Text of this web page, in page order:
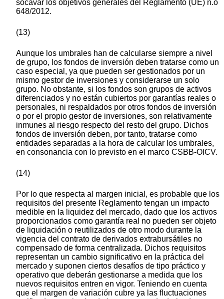
socavar los objetivos generales del Reglamento (UE) n.o
648/2012.
(13)
Aunque los umbrales han de calcularse siempre a nivel
de grupo, los fondos de inversión deben tratarse como un
caso especial, ya que pueden ser gestionados por un
mismo gestor de inversiones y considerarse un solo
grupo. No obstante, si los fondos son grupos de activos
diferenciados y no están cubiertos por garantías reales o
personales, ni respaldados por otros fondos de inversión
o por el propio gestor de inversiones, son relativamente
inmunes al riesgo respecto del resto del grupo. Dichos
fondos de inversión deben, por tanto, tratarse como
entidades separadas a la hora de calcular los umbrales,
en consonancia con lo previsto en el marco CSBB-OICV.
(14)
Por lo que respecta al margen inicial, es probable que los
requisitos del presente Reglamento tengan un impacto
medible en la liquidez del mercado, dado que los activos
proporcionados como garantía real no pueden ser objeto
de liquidación o reutilizados de otro modo durante la
vigencia del contrato de derivados extrabursátiles no
compensado de forma centralizada. Dichos requisitos
representan un cambio significativo en la práctica del
mercado y suponen ciertos desafíos de tipo práctico y
operativo que deberán gestionarse a medida que los
nuevos requisitos entren en vigor. Teniendo en cuenta
que el margen de variación cubre ya las fluctuaciones